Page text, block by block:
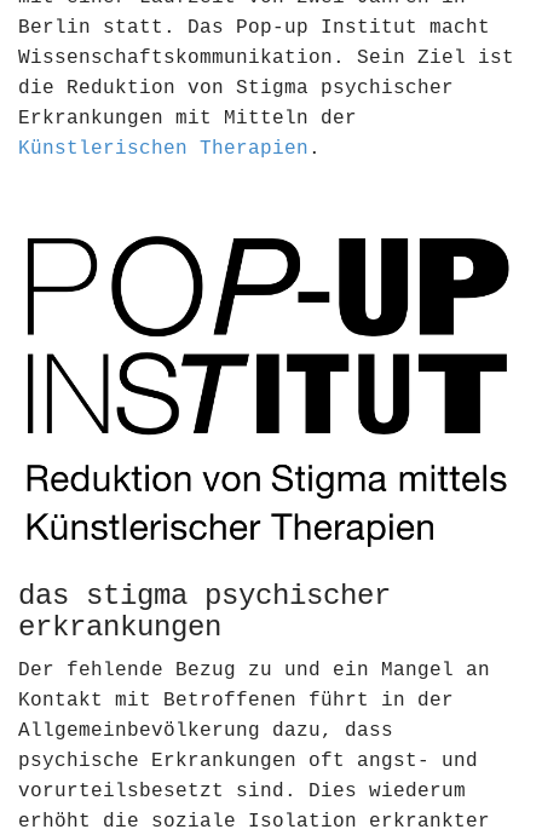
Berlin statt. Das Pop-up Institut macht
Wissenschaftskommunikation. Sein Ziel ist
die Reduktion von Stigma psychischer
Erkrankungen mit Mitteln der
Künstlerischen Therapien .
das stigma psychischer
erkrankungen
Der fehlende Bezug zu und ein Mangel an
Kontakt mit Betroffenen führt in der
Allgemeinbevölkerung dazu, dass
psychische Erkrankungen oft angst- und
vorurteilsbesetzt sind. Dies wiederum
erhöht die soziale Isolation erkrankter